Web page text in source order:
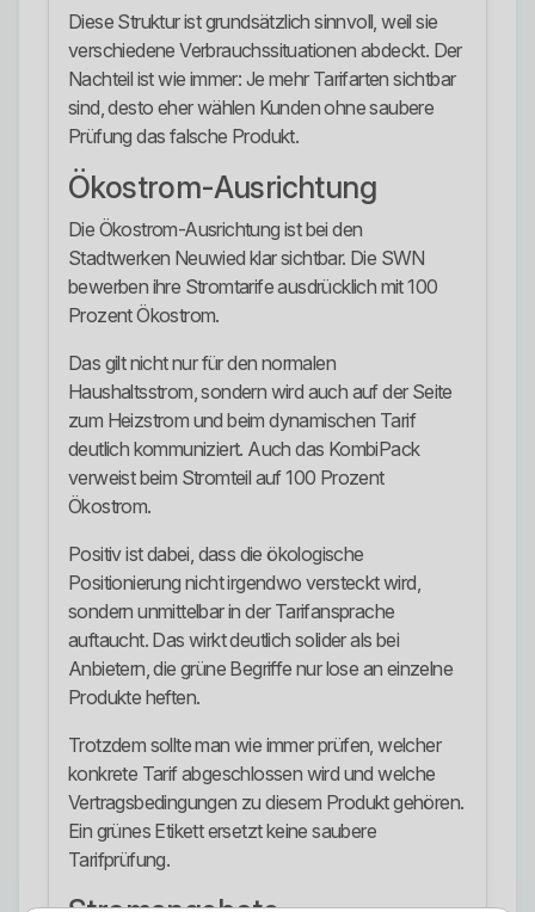
Diese Struktur ist grundsätzlich sinnvoll, weil sie
verschiedene Verbrauchssituationen abdeckt. Der
Nachteil ist wie immer: Je mehr Tarifarten sichtbar
sind, desto eher wählen Kunden ohne saubere
Prüfung das falsche Produkt.
Ökostrom-Ausrichtung
Die Ökostrom-Ausrichtung ist bei den
Stadtwerken Neuwied klar sichtbar. Die SWN
bewerben ihre Stromtarife ausdrücklich mit 100
Prozent Ökostrom.
Das gilt nicht nur für den normalen
Haushaltsstrom, sondern wird auch auf der Seite
zum Heizstrom und beim dynamischen Tarif
deutlich kommuniziert. Auch das KombiPack
verweist beim Stromteil auf 100 Prozent
Ökostrom.
Positiv ist dabei, dass die ökologische
Positionierung nicht irgendwo versteckt wird,
sondern unmittelbar in der Tarifansprache
auftaucht. Das wirkt deutlich solider als bei
Anbietern, die grüne Begriffe nur lose an einzelne
Produkte heften.
Trotzdem sollte man wie immer prüfen, welcher
konkrete Tarif abgeschlossen wird und welche
Vertragsbedingungen zu diesem Produkt gehören.
Ein grünes Etikett ersetzt keine saubere
Tarifprüfung.